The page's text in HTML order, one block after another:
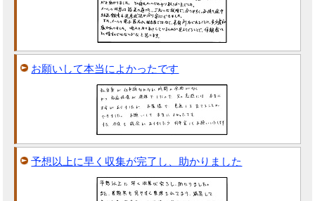
お願いして本当によかったです
予想以上に早く収集が完了し、助かりました